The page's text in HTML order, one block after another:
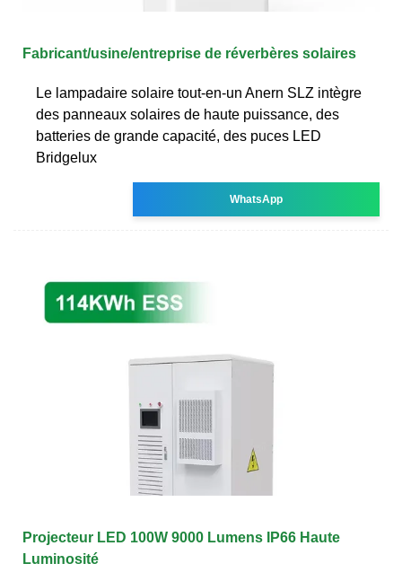
Fabricant/usine/entreprise de réverbères solaires
Le lampadaire solaire tout-en-un Anern SLZ intègre
des panneaux solaires de haute puissance, des
batteries de grande capacité, des puces LED
Bridgelux
WhatsApp
Projecteur LED 100W 9000 Lumens IP66 Haute
Luminosité